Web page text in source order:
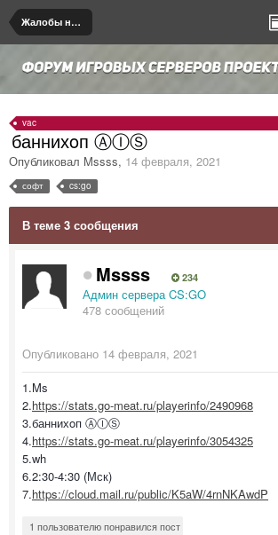
Жалобы на игроков/админов
vac
баннихoп ⒶⒾⓈ
Опубликовал Mssss, 14 февраля, 2021
софт cs:go
В теме 3 сообщения
Mssss 234
Админ сервера CS:GO
478 сообщений
Опубликовано 14 февраля, 2021
1.Ms
2.https://stats.go-meat.ru/playerinfo/2490968
3.баннихoп ⒶⒾⓈ
4.https://stats.go-meat.ru/playerinfo/3054325
5.wh
6.2:30-4:30 (Мск)
7.https://cloud.mail.ru/public/K5aW/4rnNKAwdP
1 пользователю понравился пост